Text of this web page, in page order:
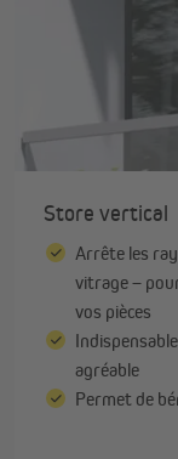
Store vertical
Arrête les
vitrage –
vos pièces
agréable
Permet de